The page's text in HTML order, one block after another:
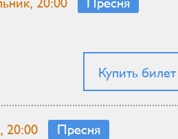
Купить билет
20:00 Пресня